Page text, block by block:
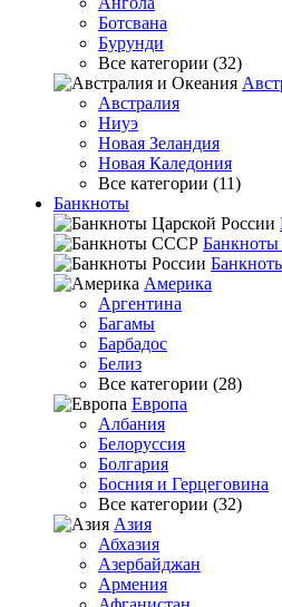
Ботсвана
Бурунди
Все категории (32)
Австралия
Ниуэ
Новая Зеландия
Новая Каледония
Все категории (11)
Банкноты
Америка
Аргентина
Багамы
Барбадос
Белиз
Все категории (28)
Европа
Албания
Белоруссия
Болгария
Босния и Герцеговина
Все категории (32)
Азия
Абхазия
Азербайджан
Армения